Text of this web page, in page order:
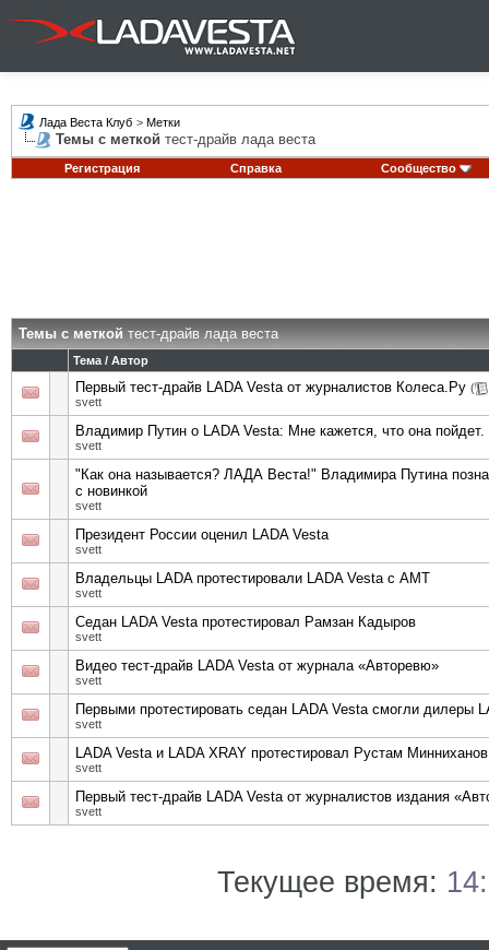
Лада Веста Клуб > Метки
Темы с меткой тест-драйв лада веста
Регистрация Справка Сообщество
Темы с меткойтест-драйв лада веста
Тема / Автор
Первый тест-драйв LADA Vesta от журналистов Колеса.Ру (
svett
Владимир Путин о LADA Vesta: Мне кажется, что она
svett
"Как она называется? ЛАДА Веста!" Владимира Путина
с новинкой
svett
Президент России оценил LADA Vesta
svett
Владельцы LADA протестировали LADA Vesta с АМТ
svett
Седан LADA Vesta протестировал Рамзан Кадыров
svett
Видео тест-драйв LADA Vesta от журнала «Авторевю»
svett
Первыми протестировать седан LADA Vesta смогли дилеры
svett
LADA Vesta и LADA XRAY протестировал Рустам Минниханов
svett
Первый тест-драйв LADA Vesta от журналистов издания
svett
Текущее время: